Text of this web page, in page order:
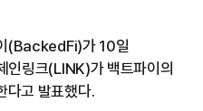
(BackedFi)가 10일
인링크(LINK)가 백트파이의
다고 발표했다.